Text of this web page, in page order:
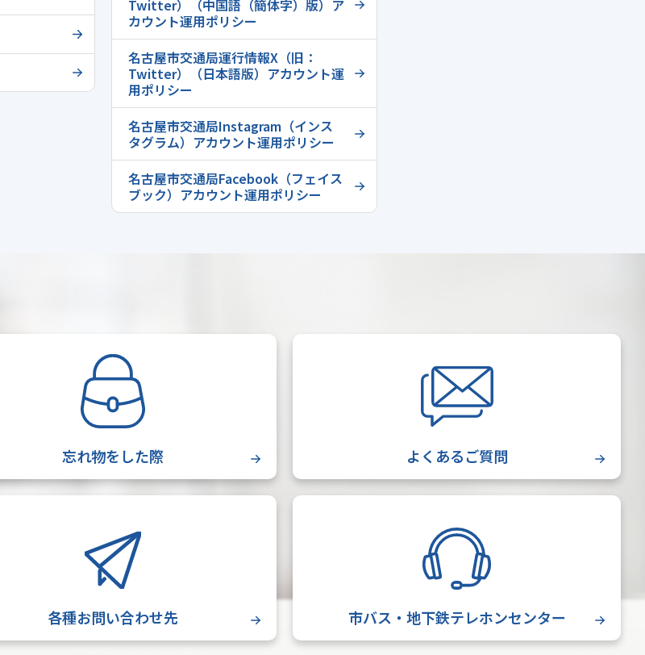
Twitter）（中国語（簡体字）版）ア
カウント運用ポリシー
名古屋市交通局運行情報X（旧：
Twitter）（日本語版）アカウント運
用ポリシー
名古屋市交通局Instagram（インス
タグラム）アカウント運用ポリシー
名古屋市交通局Facebook（フェイス
ブック）アカウント運用ポリシー
忘れ物をした際 よくあるご質問
各種お問い合わせ先 市バス・地下鉄テレホンセンター